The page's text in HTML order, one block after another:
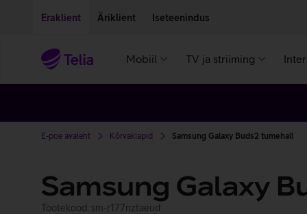
Eraklient Äriklient Iseteenindus
Mobiil TV ja striiming
E-poe avaleht Kõrvaklapid Samsung Galaxy Buds2 tumehall
Samsung Galaxy
Tootekood: sm-r177nztaeud